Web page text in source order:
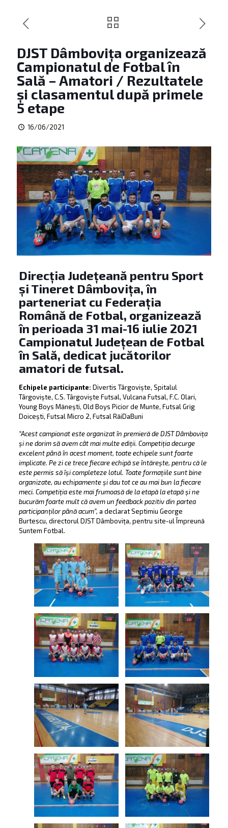
DJST Dâmbovița organizează
Campionatul de Fotbal în
Sală – Amatori / Rezultatele
și clasamentul după primele
5 etape
16/06/2021
Direcția Județeană pentru Sport
și Tineret Dâmbovița, în
parteneriat cu Federația
Română de Fotbal, organizează
în perioada 31 mai-16 iulie 2021
Campionatul Județean de Fotbal
în Sală, dedicat jucătorilor
amatori de futsal.
Echipele participante: Divertis Târgoviște, Spitalul
Târgoviște, C.S. Târgoviște Futsal, Vulcana Futsal, F.C. Olari,
Young Boys Mănești, Old Boys Picior de Munte, Futsal Grig
Doicești, Futsal Micro 2, Futsal RăiDaBuni
“Acest campionat este organizat în premieră de DJST Dâmbovița
și ne dorim să avem cât mai multe ediții. Competiția decurge
excelent până în acest moment, toate echipele sunt foarte
implicate. Pe zi ce trece fiecare echipă se întărește, pentru că le
este permis să își completeze lotul. Toate formațiile sunt bine
organizate, au echipamente și dau tot ce au mai bun la fiecare
meci. Competiția este mai frumoasă de la etapă la etapă și ne
bucurăm foarte mult că avem un feedback pozitiv din partea
participanților până acum”, a declarat Septimiu George
Burtescu, directorul DJST Dâmbovița, pentru site-ul Împreună
Suntem Fotbal.